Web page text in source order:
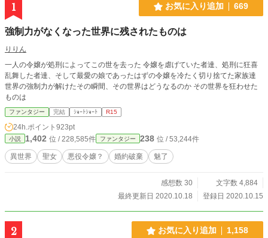
1 お気に入り追加 669
強制力がなくなった世界に残されたものは
りりん
一人の令嬢が処刑によってこの世を去った 令嬢を虐げていた者達、処刑に狂喜
乱舞した者達、そして最愛の娘であったはずの令嬢を冷たく切り捨てた家族達
世界の強制力が解けたその瞬間、その世界はどうなるのか その世界を狂わせた
ものは
ファンタジー 完結 ｼｮｰﾄｼｮｰﾄ R15
24h.ポイント 923pt
小説 1,402 位 / 228,585件 ファンタジー 238 位 / 53,244件
異世界 聖女 悪役令嬢？ 婚約破棄 魅了
感想数 30
文字数 4,884
最終更新日 2020.10.18
登録日 2020.10.15
2 お気に入り追加 1,158